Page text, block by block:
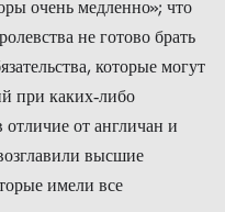
очень медленно»; что
не готово брать
которые могут
при каких‑либо
отличие от англичан и
высшие
имели все